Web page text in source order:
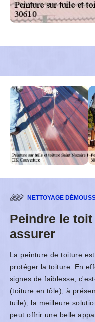
NETTOYAGE
Peindre le
assurer
La peinture de toiture
protéger la toiture. En
signes de faiblesse,
(toiture en tôle), à
tuile), la meilleure
peut offrir une belle